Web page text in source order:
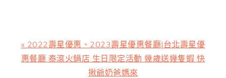
上
一
« 2022壽星優惠、2023壽星優惠餐廳|台北壽星優
惠餐廳 泰滾火鍋店 生日限定活動 幾歲送幾隻蝦 快
揪爺奶爸媽來